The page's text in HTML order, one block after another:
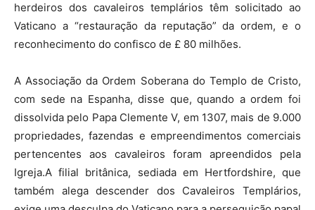
herdeiros dos cavaleiros templários têm solicitado ao
Vaticano a “restauração da reputação” da ordem, e o
reconhecimento do confisco de £ 80 milhões.
A Associação da Ordem Soberana do Templo de Cristo,
com sede na Espanha, disse que, quando a ordem foi
dissolvida pelo Papa Clemente V, em 1307, mais de 9.000
propriedades, fazendas e empreendimentos comerciais
pertencentes aos cavaleiros foram apreendidos pela
Igreja.A filial britânica, sediada em Hertfordshire, que
também alega descender dos Cavaleiros Templários,